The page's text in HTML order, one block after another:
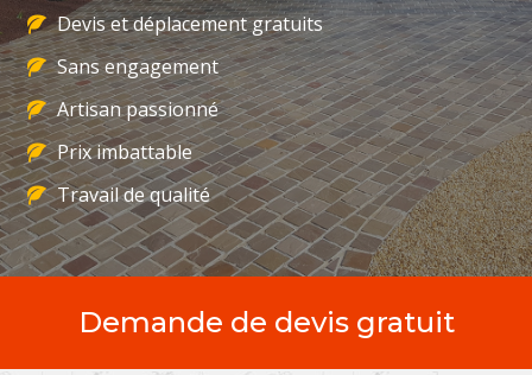
Devis et déplacement gratuits
Sans engagement
Artisan passionné
Prix imbattable
Travail de qualité
Demande de devis gratuit